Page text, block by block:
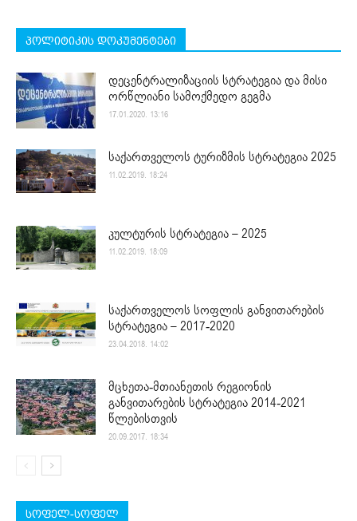
პოლიტიკის დოკუმენტები
დეცენტრალიზაციის სტრატეგია და მისი
ორწლიანი სამოქმედო გეგმა
17.01.2020. 13:16
საქართველოს ტურიზმის სტრატეგია 2025
11.02.2019. 18:24
კულტურის სტრატეგია – 2025
11.02.2019. 18:09
საქართველოს სოფლის განვითარების
სტრატეგია – 2017-2020
23.04.2018. 14:02
მცხეთა-მთიანეთის რეგიონის
განვითარების სტრატეგია 2014-2021
წლებისთვის
20.09.2017. 18:34
სოფელ-სოფელ